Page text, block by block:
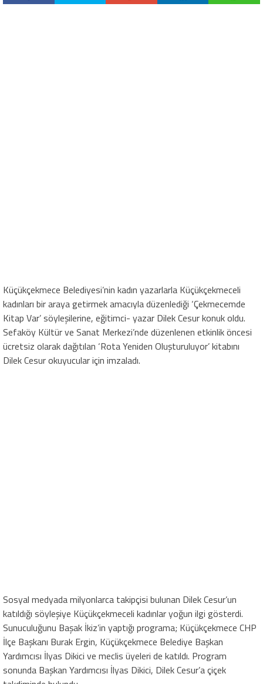
Küçükçekmece Belediyesi’nin kadın yazarlarla Küçükçekmeceli
kadınları bir araya getirmek amacıyla düzenlediği ‘Çekmecemde
Kitap Var’ söyleşilerine, eğitimci- yazar Dilek Cesur konuk oldu.
Sefaköy Kültür ve Sanat Merkezi’nde düzenlenen etkinlik öncesi
ücretsiz olarak dağıtılan ‘Rota Yeniden Oluşturuluyor’ kitabını
Dilek Cesur okuyucular için imzaladı.
Sosyal medyada milyonlarca takipçisi bulunan Dilek Cesur’un
katıldığı söyleşiye Küçükçekmeceli kadınlar yoğun ilgi gösterdi.
Sunuculuğunu Başak İkiz’in yaptığı programa; Küçükçekmece CHP
İlçe Başkanı Burak Ergin, Küçükçekmece Belediye Başkan
Yardımcısı İlyas Dikici ve meclis üyeleri de katıldı. Program
sonunda Başkan Yardımcısı İlyas Dikici, Dilek Cesur’a çiçek